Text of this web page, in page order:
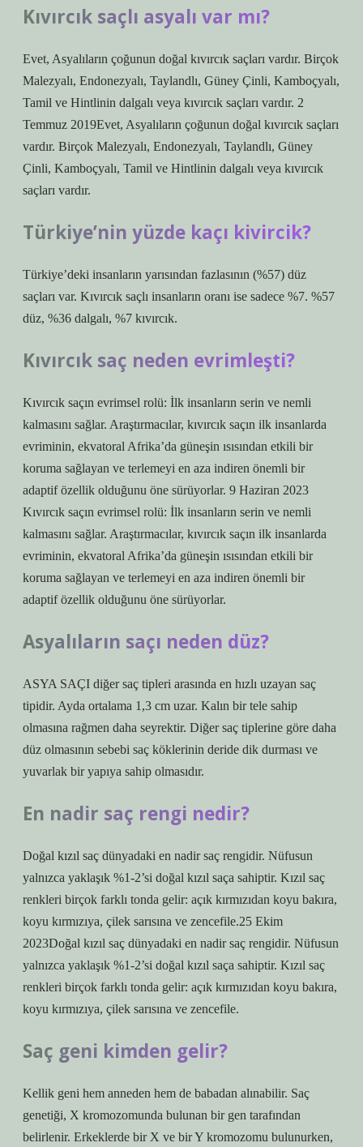
Kıvırcık saçlı asyalı var mı?
Evet, Asyalıların çoğunun doğal kıvırcık saçları vardır. Birçok
Malezyalı, Endonezyalı, Taylandlı, Güney Çinli, Kamboçyalı,
Tamil ve Hintlinin dalgalı veya kıvırcık saçları vardır. 2
Temmuz 2019Evet, Asyalıların çoğunun doğal kıvırcık saçları
vardır. Birçok Malezyalı, Endonezyalı, Taylandlı, Güney
Çinli, Kamboçyalı, Tamil ve Hintlinin dalgalı veya kıvırcık
saçları vardır.
Türkiye’nin yüzde kaçı kivircik?
Türkiye’deki insanların yarısından fazlasının (%57) düz
saçları var. Kıvırcık saçlı insanların oranı ise sadece %7. %57
düz, %36 dalgalı, %7 kıvırcık.
Kıvırcık saç neden evrimleşti?
Kıvırcık saçın evrimsel rolü: İlk insanların serin ve nemli
kalmasını sağlar. Araştırmacılar, kıvırcık saçın ilk insanlarda
evriminin, ekvatoral Afrika’da güneşin ısısından etkili bir
koruma sağlayan ve terlemeyi en aza indiren önemli bir
adaptif özellik olduğunu öne sürüyorlar. 9 Haziran 2023
Kıvırcık saçın evrimsel rolü: İlk insanların serin ve nemli
kalmasını sağlar. Araştırmacılar, kıvırcık saçın ilk insanlarda
evriminin, ekvatoral Afrika’da güneşin ısısından etkili bir
koruma sağlayan ve terlemeyi en aza indiren önemli bir
adaptif özellik olduğunu öne sürüyorlar.
Asyalıların saçı neden düz?
ASYA SAÇI diğer saç tipleri arasında en hızlı uzayan saç
tipidir. Ayda ortalama 1,3 cm uzar. Kalın bir tele sahip
olmasına rağmen daha seyrektir. Diğer saç tiplerine göre daha
düz olmasının sebebi saç köklerinin deride dik durması ve
yuvarlak bir yapıya sahip olmasıdır.
En nadir saç rengi nedir?
Doğal kızıl saç dünyadaki en nadir saç rengidir. Nüfusun
yalnızca yaklaşık %1-2’si doğal kızıl saça sahiptir. Kızıl saç
renkleri birçok farklı tonda gelir: açık kırmızıdan koyu bakıra,
koyu kırmızıya, çilek sarısına ve zencefile.25 Ekim
2023Doğal kızıl saç dünyadaki en nadir saç rengidir. Nüfusun
yalnızca yaklaşık %1-2’si doğal kızıl saça sahiptir. Kızıl saç
renkleri birçok farklı tonda gelir: açık kırmızıdan koyu bakıra,
koyu kırmızıya, çilek sarısına ve zencefile.
Saç geni kimden gelir?
Kellik geni hem anneden hem de babadan alınabilir. Saç
genetiği, X kromozomunda bulunan bir gen tarafından
belirlenir. Erkeklerde bir X ve bir Y kromozomu bulunurken,